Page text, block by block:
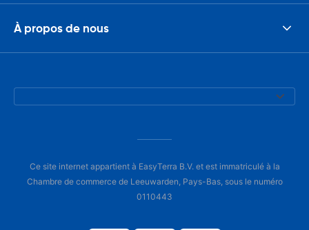
À propos de nous
Ce site internet appartient à EasyTerra B.V. et est immatriculé à la
Chambre de commerce de Leeuwarden, Pays-Bas, sous le numéro
0110443